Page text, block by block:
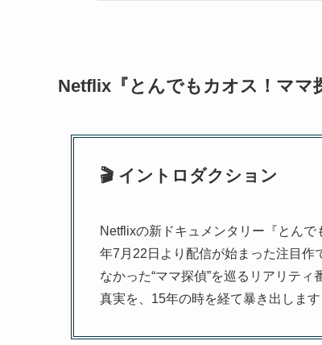
Netflix『とんでもカオス！ママ
🎬 イントロダクション
Netflixの新ドキュメンタリー『とん
年7月22日より配信が始まった注目作
なかった“ママ探偵”を巡るリアリテ
真実を、15年の時を経て暴き出します